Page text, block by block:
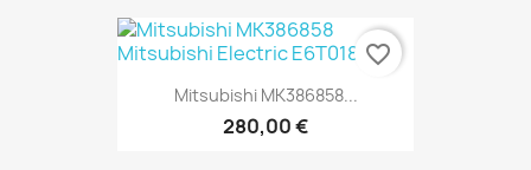
Mitsubishi MK386858...
280,00 €
favorite_border